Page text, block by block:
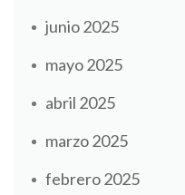
junio 2025
mayo 2025
abril 2025
marzo 2025
febrero 2025